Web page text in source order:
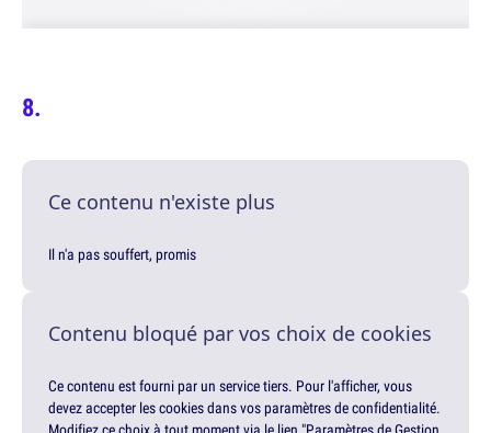
Ce contenu n'existe plus
Il n'a pas souffert, promis
Contenu bloqué par vos choix de cookies
Ce contenu est fourni par un service tiers. Pour l'afficher, vous
devez accepter les cookies dans vos paramètres de confidentialité.